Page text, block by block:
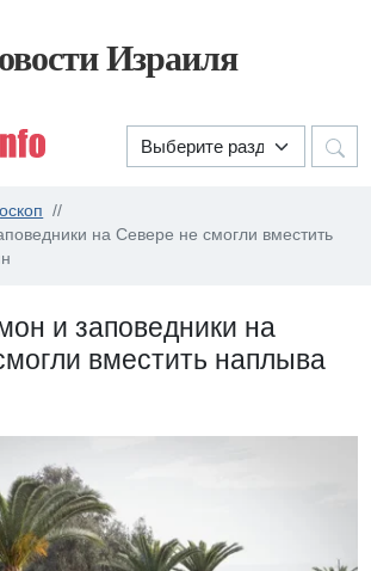
Израиля
на Севере не смогли вместить
и заповедники на
вместить наплыва